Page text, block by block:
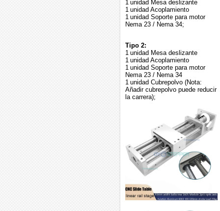
1 unidad Mesa deslizante
1 unidad Acoplamiento
1 unidad Soporte para motor
Nema 23 / Nema 34;
Tipo 2:
1 unidad Mesa deslizante
1 unidad Acoplamiento
1 unidad Soporte para motor
Nema 23 / Nema 34
1 unidad Cubrepolvo (Nota:
Añadir cubrepolvo puede reducir
la carrera);